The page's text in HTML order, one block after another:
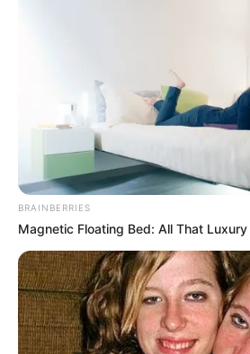
ΚΟΙΝΩΝΙΚΑ ΔΙΚΤΥΑ
FACEBOOK
YOUTUBE
EMAIL
BRAINBERRIES
Magnetic Floating Bed: All That Luxury